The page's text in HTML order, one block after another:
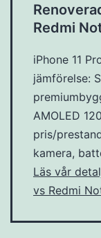
Redmi
iPhone 11
jämförelse:
AMOLED
pris/
kamera,
Läs vår
vs Redmi